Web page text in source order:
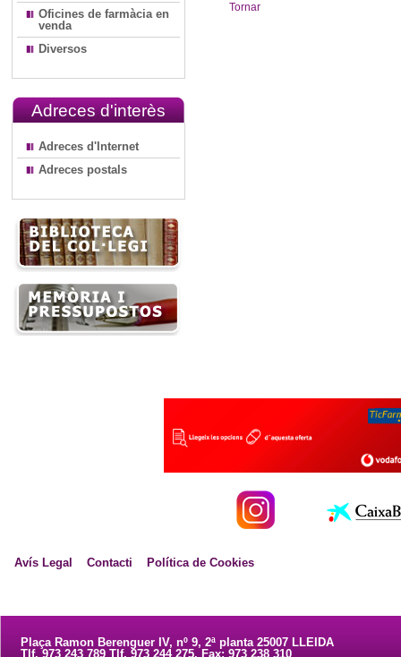
Oficines de farmàcia en
venda
Diversos
Adreces d'interès
Adreces d'Internet
Adreces postals
Tornar
Avís Legal Contacti Política de Cookies
Plaça Ramon Berenguer IV, nº 9, 2ª planta 25007 LLEIDA
Tlf. 973 243 789 Tlf. 973 244 275. Fax: 973 238 310